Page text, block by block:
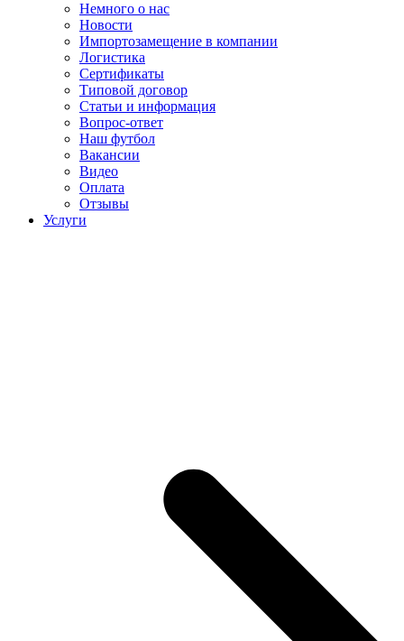
Немного о нас
Новости
Импортозамещение в компании
Логистика
Сертификаты
Типовой договор
Статьи и информация
Вопрос-ответ
Наш футбол
Вакансии
Видео
Оплата
Отзывы
Услуги